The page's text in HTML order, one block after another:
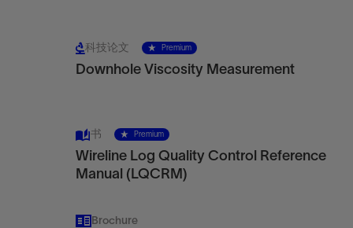
科技论文 Premium
Downhole Viscosity Measurement
书 Premium
Wireline Log Quality Control Reference
Manual (LQCRM)
Brochure